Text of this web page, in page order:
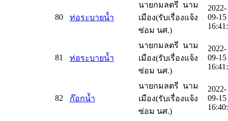
80 ท่อระบายน้ำ
นายกมลตรี นาม
เมือง(รับเรื่องแจ้ง
ซ่อม นศ.)
2022-
09-15
81 ท่อระบายน้ำ
นายกมลตรี นาม
เมือง(รับเรื่องแจ้ง
ซ่อม นศ.)
2022-
09-15
82 ก๊อกน้ำ
นายกมลตรี นาม
เมือง(รับเรื่องแจ้ง
ซ่อม นศ.)
2022-
09-15